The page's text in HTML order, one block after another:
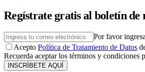
Regístrate gratis al boletín de
Por favor
Acepto Política de Tratamiento de Datos
Recuerda aceptar los términos y condiciones
INSCRÍBETE AQUÍ